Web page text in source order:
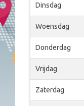
Dinsdag
Woensdag
Donderdag
Vrijdag
Zaterdag